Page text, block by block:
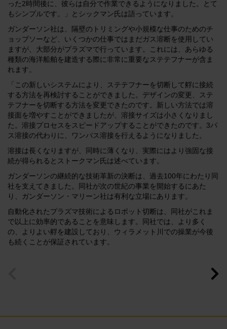
った2時間後に、彼らは自分で作業できるようになりました。とて
もシンプルです。」とシックマン氏は語っています。
ガンダーソン社は、隔壁のトリミングや小規模な仕事のためのチ
ョップソーなど、いくつかの仕事ではまだガス溶断を使用してい
ますが、大部分がプラズマで行っています。これには、あらゆる
種類の海洋船舶を建造する際に非常に重要なステテフナーが含ま
れます。
「この新しいシステムにより、ステテフナーを切断して艀に接続
する方法を再検討することができました。デザインの変更、ステ
テフナーを切断する方法を変更できたのです。新しい方法では溶
接面を増やすことができましたが、溶接サイズは小さくなりまし
た。溶接プロセスをスピードアップすることができたのです。3パ
ス溶接の代わりに、ワンパス溶接を行えるようになりました。
溶接は長くなりますが、同時に薄くなり、実際にはより強固な接
続が得られるとストークマン氏は述べています。
ガンダーソンの継続的な技術革新の決断は、過去100年にわたり同
社を支えてきました。同社が次の世紀の事業を開始するにあた
り、ガンダーソン・マリーン社は有利な立場にあります。
自動化されたプラズマ技術によるロボット切断は、同社がこれま
で以上に効率的であることを意味します。同社では、より多く
の、よりよい艀を建設しており、ウィラメット川での操業が今後
も続くことが保証されています。